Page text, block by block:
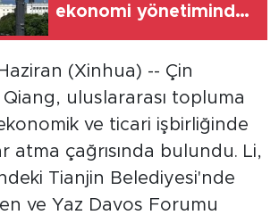
ekonomi yönetiminde
daha başarılı buluyor
(Xinhua) -- Çin
Qiang, uluslararası topluma
ve ticari işbirliğinde
atma çağrısında bulundu. Li,
Tianjin Belediyesi'nde
ve Yaz Davos Forumu